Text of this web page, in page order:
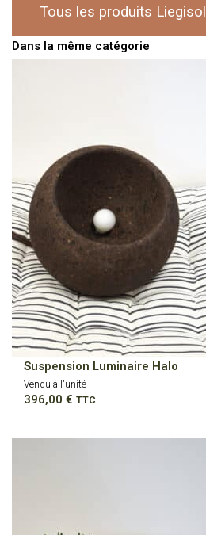
Tous les produits Liegisol
Dans la même catégorie
Suspension Luminaire Halo
Vendu à l'unité
396,00 € TTC